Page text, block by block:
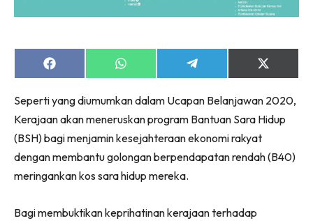
Share
on
Share
on
Share
on
Share
on
(Twitter)
Seperti yang diumumkan dalam Ucapan Belanjawan 2020,
Kerajaan akan meneruskan program Bantuan Sara Hidup
(BSH) bagi menjamin kesejahteraan ekonomi rakyat
dengan membantu golongan berpendapatan rendah (B40)
meringankan kos sara hidup mereka.
Bagi membuktikan keprihatinan kerajaan terhadap